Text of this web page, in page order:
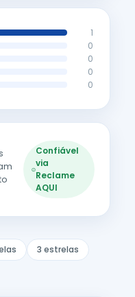
1
0
0
0
0
Confiável
via
Reclame
AQUI
3 estrelas